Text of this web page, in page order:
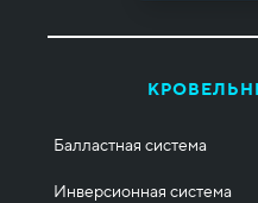
Балластная система
Инверсионная система